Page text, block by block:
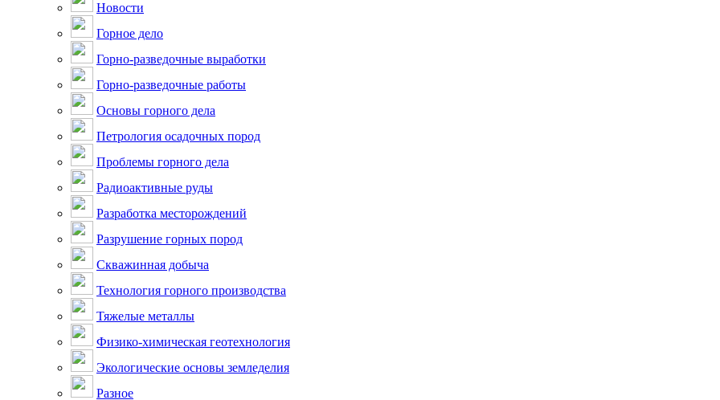
Новости
Горное дело
Горно-разведочные выработки
Горно-разведочные работы
Основы горного дела
Петрология осадочных пород
Проблемы горного дела
Радиоактивные руды
Разработка месторождений
Разрушение горных пород
Скважинная добыча
Технология горного производства
Тяжелые металлы
Физико-химическая геотехнология
Экологические основы земледелия
Разное